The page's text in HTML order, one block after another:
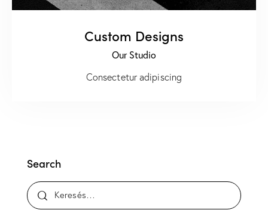
Custom Designs
Our Studio
Consectetur adipiscing
Search